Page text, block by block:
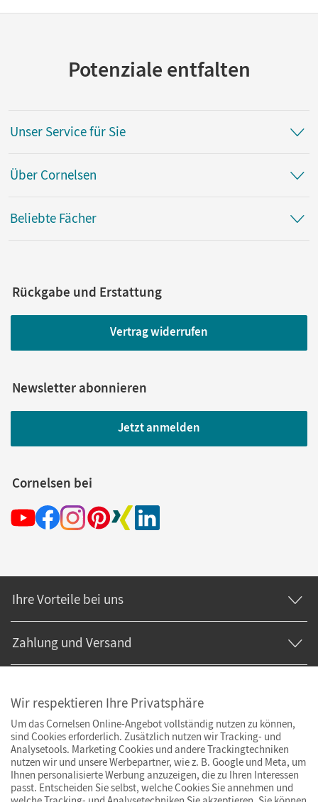
Potenziale entfalten
Unser Service für Sie
Über Cornelsen
Beliebte Fächer
Rückgabe und Erstattung
Vertrag widerrufen
Newsletter abonnieren
Jetzt anmelden
Cornelsen bei
Ihre Vorteile bei uns
Zahlung und Versand
Wir respektieren Ihre Privatsphäre
Um das Cornelsen Online-Angebot vollständig nutzen zu können,
sind Cookies erforderlich. Zusätzlich nutzen wir Tracking- und
Analysetools. Marketing Cookies und andere Trackingtechniken
nutzen wir und unsere Werbepartner, wie z. B. Google und Meta, um
Ihnen personalisierte Werbung anzuzeigen, die zu Ihren Interessen
passt. Entscheiden Sie selbst, welche Cookies Sie annehmen und